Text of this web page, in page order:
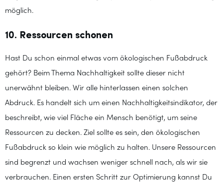
möglich.
10. Ressourcen schonen
Hast Du schon einmal etwas vom ökologischen Fußabdruck
gehört? Beim Thema Nachhaltigkeit sollte dieser nicht
unerwähnt bleiben. Wir alle hinterlassen einen solchen
Abdruck. Es handelt sich um einen Nachhaltigkeitsindikator, der
beschreibt, wie viel Fläche ein Mensch benötigt, um seine
Ressourcen zu decken. Ziel sollte es sein, den ökologischen
Fußabdruck so klein wie möglich zu halten. Unsere Ressourcen
sind begrenzt und wachsen weniger schnell nach, als wir sie
verbrauchen. Einen ersten Schritt zur Optimierung kannst Du